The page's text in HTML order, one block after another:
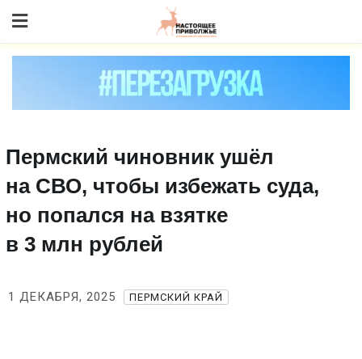
to content
Пермский чиновник ушёл
на СВО, чтобы избежать суда,
но попался на взятке
в 3 млн рублей
1 ДЕКАБРЯ, 2025 ПЕРМСКИЙ КРАЙ